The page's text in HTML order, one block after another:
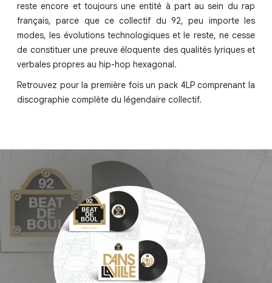
reste encore et toujours une entité à part au sein du rap
français, parce que ce collectif du 92, peu importe les
modes, les évolutions technologiques et le reste, ne cesse
de constituer une preuve éloquente des qualités lyriques et
verbales propres au hip-hop hexagonal.
Retrouvez pour la première fois un pack 4LP comprenant la
discographie complète du légendaire collectif.